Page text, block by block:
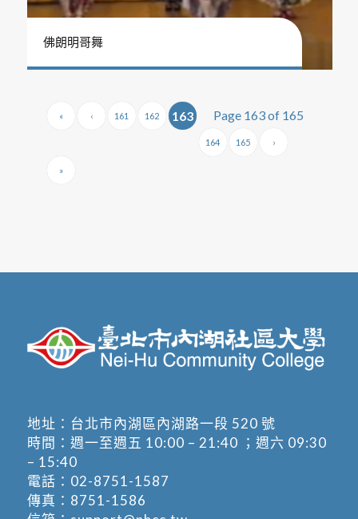
佛朗明哥舞
Page 163 of 165
« ‹ 161 162 163
164 165 ›
»
地址： 台北市內湖區內湖路一段 520 號
時間：週一至週五 10:00 – 21:40 ；週六 09:30
– 15:40
電話： 02-8751-1587
傳真：8751-1586